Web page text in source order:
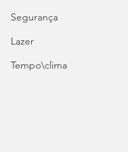
Segurança
Lazer
Tempo\clima